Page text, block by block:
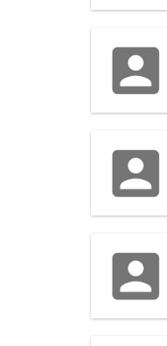
account_box
account_box
account_box